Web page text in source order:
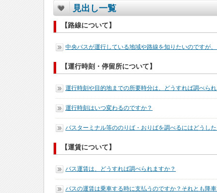
見出し一覧
【路線について】
中央バスが運行している地域や路線を知りたいのですが
【運行時刻・停留所について】
運行時刻や目的地までの所要時分は、どうすれば調べら
運行時刻はいつ変わるのですか？
バスターミナル等ののりば・おりばを調べるにはどうし
【運賃について】
バス運賃は、どうすれば調べられますか？
バスの運賃は乗車する時に支払うのですか？それとも降